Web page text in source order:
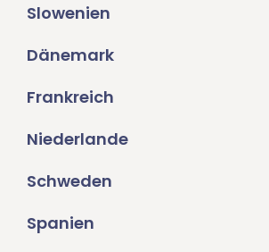
Slowenien
Dänemark
Frankreich
Niederlande
Schweden
Spanien